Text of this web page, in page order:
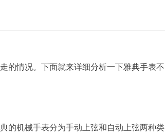
的情况。下面就来详细分析一下雅典手表不
的机械手表分为手动上弦和自动上弦两种类